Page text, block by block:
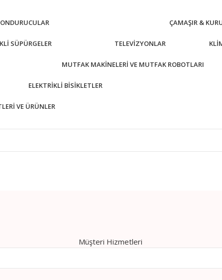
ÇAMAŞIR &
SÜPÜRGELER TELEVIZYONLAR
MUTFAK MAKINELERI VE MUTFAK ROBOTLARI
ELEKTRIKLI BISIKLETLER
VE ÜRÜNLER
Müşteri Hizmetleri